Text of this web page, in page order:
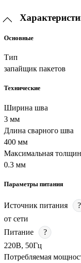
Основные
Тип
запайщик пакетов
Технические
Ширина шва
3 мм
Длина сварного шва
400 мм
Максимальная
0.3 мм
Параметры питания
Источник питания
?
от сети
Питание
?
220В, 50Гц
Потребляемая